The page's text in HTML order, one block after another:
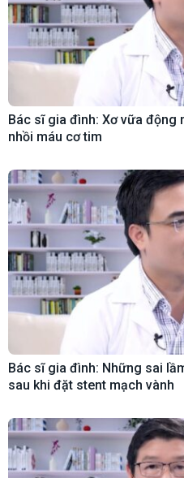
Bác sĩ gia đình: Xơ vữa động
nhồi máu cơ tim
Bác sĩ gia đình: Những sai
sau khi đặt stent mạch vành